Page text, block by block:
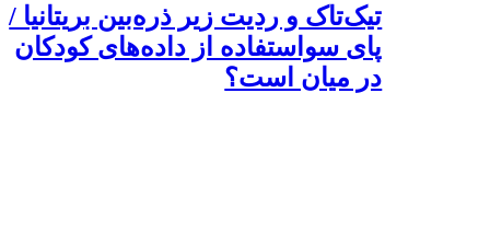
تیک‌تاک و ردیت زیر ذره‌بین بریتانیا /
پای سواستفاده از داده‌های کودکان
در میان است؟